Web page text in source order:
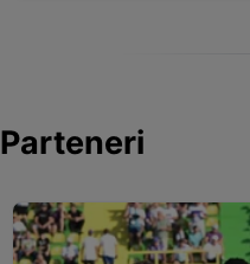
Parteneri